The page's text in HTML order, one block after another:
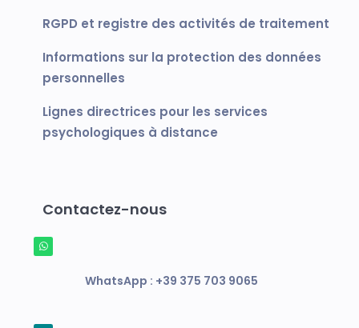
RGPD et registre des activités de traitement
Informations sur la protection des données
personnelles
Lignes directrices pour les services
psychologiques à distance
Contactez-nous
WhatsApp : +39 375 703 9065